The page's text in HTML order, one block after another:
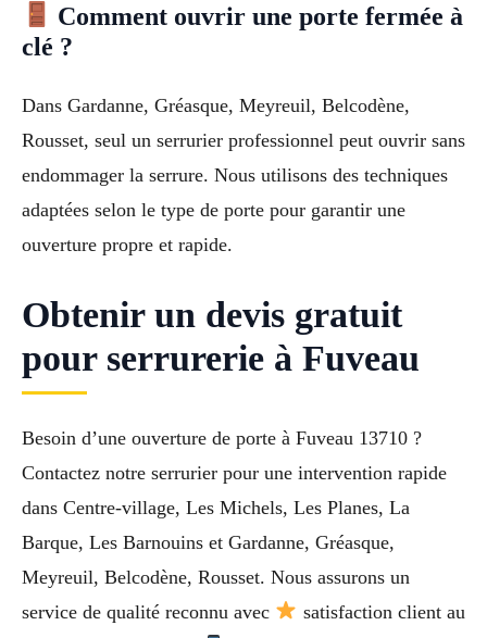
Comment ouvrir une porte fermée à
clé ?
Dans Gardanne, Gréasque, Meyreuil, Belcodène,
Rousset, seul un serrurier professionnel peut ouvrir sans
endommager la serrure. Nous utilisons des techniques
adaptées selon le type de porte pour garantir une
ouverture propre et rapide.
Obtenir un devis gratuit
pour serrurerie à Fuveau
Besoin d’une ouverture de porte à Fuveau 13710 ?
Contactez notre serrurier pour une intervention rapide
dans Centre-village, Les Michels, Les Planes, La
Barque, Les Barnouins et Gardanne, Gréasque,
Meyreuil, Belcodène, Rousset. Nous assurons un
service de qualité reconnu avec
satisfaction client au